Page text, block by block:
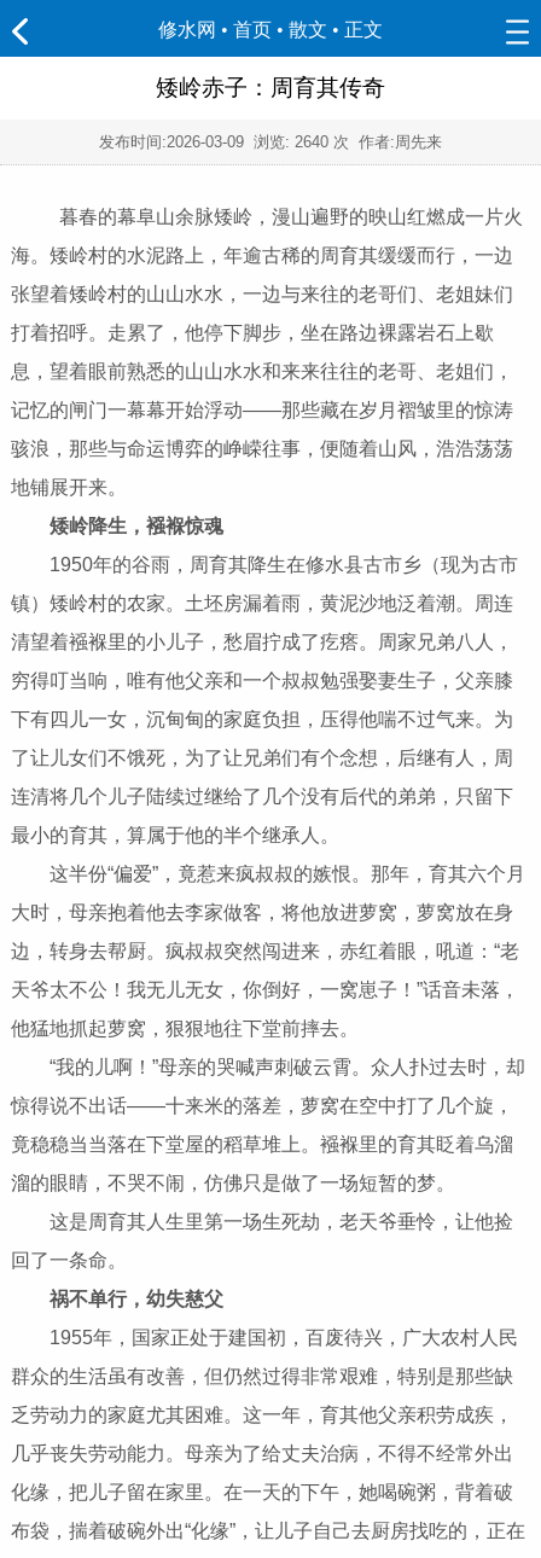
修水网 • 首页 • 散文 • 正文
矮岭赤子：周育其传奇
发布时间:2026-03-09 浏览: 2640 次 作者:周先来
暮春的幕阜山余脉矮岭，漫山遍野的映山红燃成一片火
海。矮岭村的水泥路上，年逾古稀的周育其缓缓而行，一边
张望着矮岭村的山山水水，一边与来往的老哥们、老姐妹们
打着招呼。走累了，他停下脚步，坐在路边裸露岩石上歇
息，望着眼前熟悉的山山水水和来来往往的老哥、老姐们，
记忆的闸门一幕幕开始浮动——那些藏在岁月褶皱里的惊涛
骇浪，那些与命运博弈的峥嵘往事，便随着山风，浩浩荡荡
地铺展开来。
矮岭降生，襁褓惊魂
1950年的谷雨，周育其降生在修水县古市乡（现为古市
镇）矮岭村的农家。土坯房漏着雨，黄泥沙地泛着潮。周连
清望着襁褓里的小儿子，愁眉拧成了疙瘩。周家兄弟八人，
穷得叮当响，唯有他父亲和一个叔叔勉强娶妻生子，父亲膝
下有四儿一女，沉甸甸的家庭负担，压得他喘不过气来。为
了让儿女们不饿死，为了让兄弟们有个念想，后继有人，周
连清将几个儿子陆续过继给了几个没有后代的弟弟，只留下
最小的育其，算属于他的半个继承人。
这半份“偏爱”，竟惹来疯叔叔的嫉恨。那年，育其六个月
大时，母亲抱着他去李家做客，将他放进萝窝，萝窝放在身
边，转身去帮厨。疯叔叔突然闯进来，赤红着眼，吼道：“老
天爷太不公！我无儿无女，你倒好，一窝崽子！”话音未落，
他猛地抓起萝窝，狠狠地往下堂前摔去。
“我的儿啊！”母亲的哭喊声刺破云霄。众人扑过去时，却
惊得说不出话——十来米的落差，萝窝在空中打了几个旋，
竟稳稳当当落在下堂屋的稻草堆上。襁褓里的育其眨着乌溜
溜的眼睛，不哭不闹，仿佛只是做了一场短暂的梦。
这是周育其人生里第一场生死劫，老天爷垂怜，让他捡
回了一条命。
祸不单行，幼失慈父
1955年，国家正处于建国初，百废待兴，广大农村人民
群众的生活虽有改善，但仍然过得非常艰难，特别是那些缺
乏劳动力的家庭尤其困难。这一年，育其他父亲积劳成疾，
几乎丧失劳动能力。母亲为了给丈夫治病，不得不经常外出
化缘，把儿子留在家里。在一天的下午，她喝碗粥，背着破
布袋，揣着破碗外出“化缘”，让儿子自己去厨房找吃的，正在